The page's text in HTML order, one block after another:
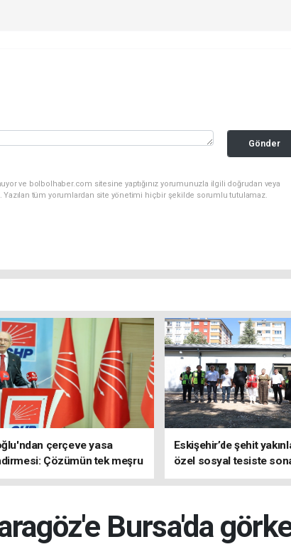
Gönder
ve bolbolhaber.com sitesine yaptığınız yorumunuzla ilgili doğrudan veya
Yazılan tüm yorumlardan site yönetimi hiçbir şekilde sorumlu tutulamaz.
çerçeve yasa
Çözümün tek meşru
Eskişehir’de şehit
özel sosyal tesiste
Bursa'da